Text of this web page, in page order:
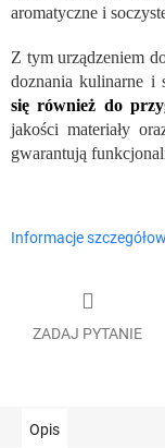
aromatyczne i
Z tym urządzeniem
doznania kulinarne i
się również do
jakości materiały
gwarantują
Informacje
ZADAJ PYTANIE
Opis